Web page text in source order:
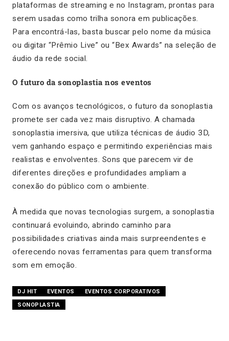
plataformas de streaming e no Instagram, prontas para
serem usadas como trilha sonora em publicações.
Para encontrá-las, basta buscar pelo nome da música
ou digitar “Prêmio Live” ou “Bex Awards” na seleção de
áudio da rede social.
O futuro da sonoplastia nos eventos
Com os avanços tecnológicos, o futuro da sonoplastia
promete ser cada vez mais disruptivo. A chamada
sonoplastia imersiva, que utiliza técnicas de áudio 3D,
vem ganhando espaço e permitindo experiências mais
realistas e envolventes. Sons que parecem vir de
diferentes direções e profundidades ampliam a
conexão do público com o ambiente.
À medida que novas tecnologias surgem, a sonoplastia
continuará evoluindo, abrindo caminho para
possibilidades criativas ainda mais surpreendentes e
oferecendo novas ferramentas para quem transforma
som em emoção.
DJ HIT EVENTOS
EVENTOS CORPORATIVOS
SONOPLASTIA